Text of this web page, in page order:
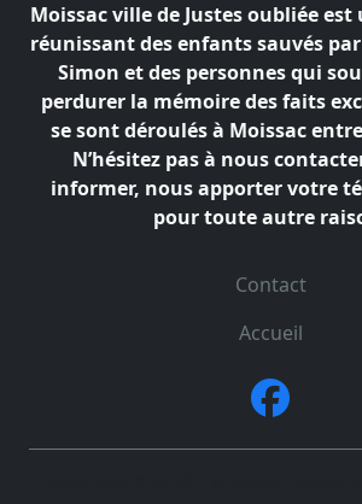
Moissac ville de Justes oubliée
réunissant des enfants sauvés
Simon et des personnes qui
perdurer la mémoire des faits
se sont déroulés à Moissac
N’hésitez pas à nous
informer, nous apporter votre
pour toute autre
Contact
Accueil